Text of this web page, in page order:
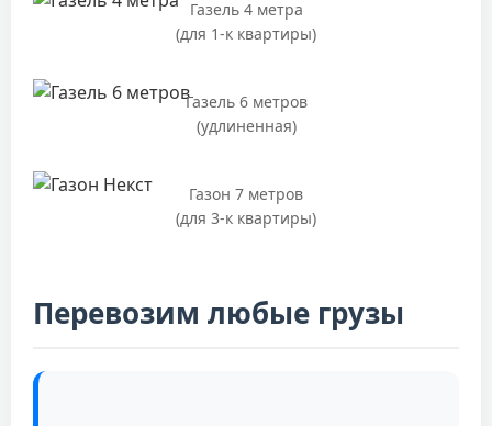
Газель 4 метра
(для 1-к квартиры)
Газель 6 метров
(удлиненная)
Газон 7 метров
(для 3-к квартиры)
Перевозим любые грузы